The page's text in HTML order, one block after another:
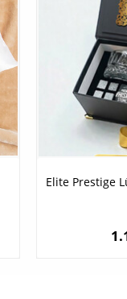
Elite Prestige